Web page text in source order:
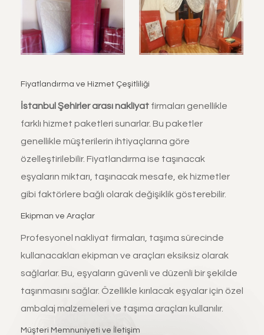
Fiyatlandırma ve Hizmet Çeşitliliği
İstanbul Şehirler arası nakliyat firmaları genellikle
farklı hizmet paketleri sunarlar. Bu paketler
genellikle müşterilerin ihtiyaçlarına göre
özelleştirilebilir. Fiyatlandırma ise taşınacak
eşyaların miktarı, taşınacak mesafe, ek hizmetler
gibi faktörlere bağlı olarak değişiklik gösterebilir.
Ekipman ve Araçlar
Profesyonel nakliyat firmaları, taşıma sürecinde
kullanacakları ekipman ve araçları eksiksiz olarak
sağlarlar. Bu, eşyaların güvenli ve düzenli bir şekilde
taşınmasını sağlar. Özellikle kırılacak eşyalar için özel
ambalaj malzemeleri ve taşıma araçları kullanılır.
Müşteri Memnuniyeti ve İletişim